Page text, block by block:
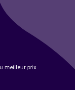
meilleur prix.